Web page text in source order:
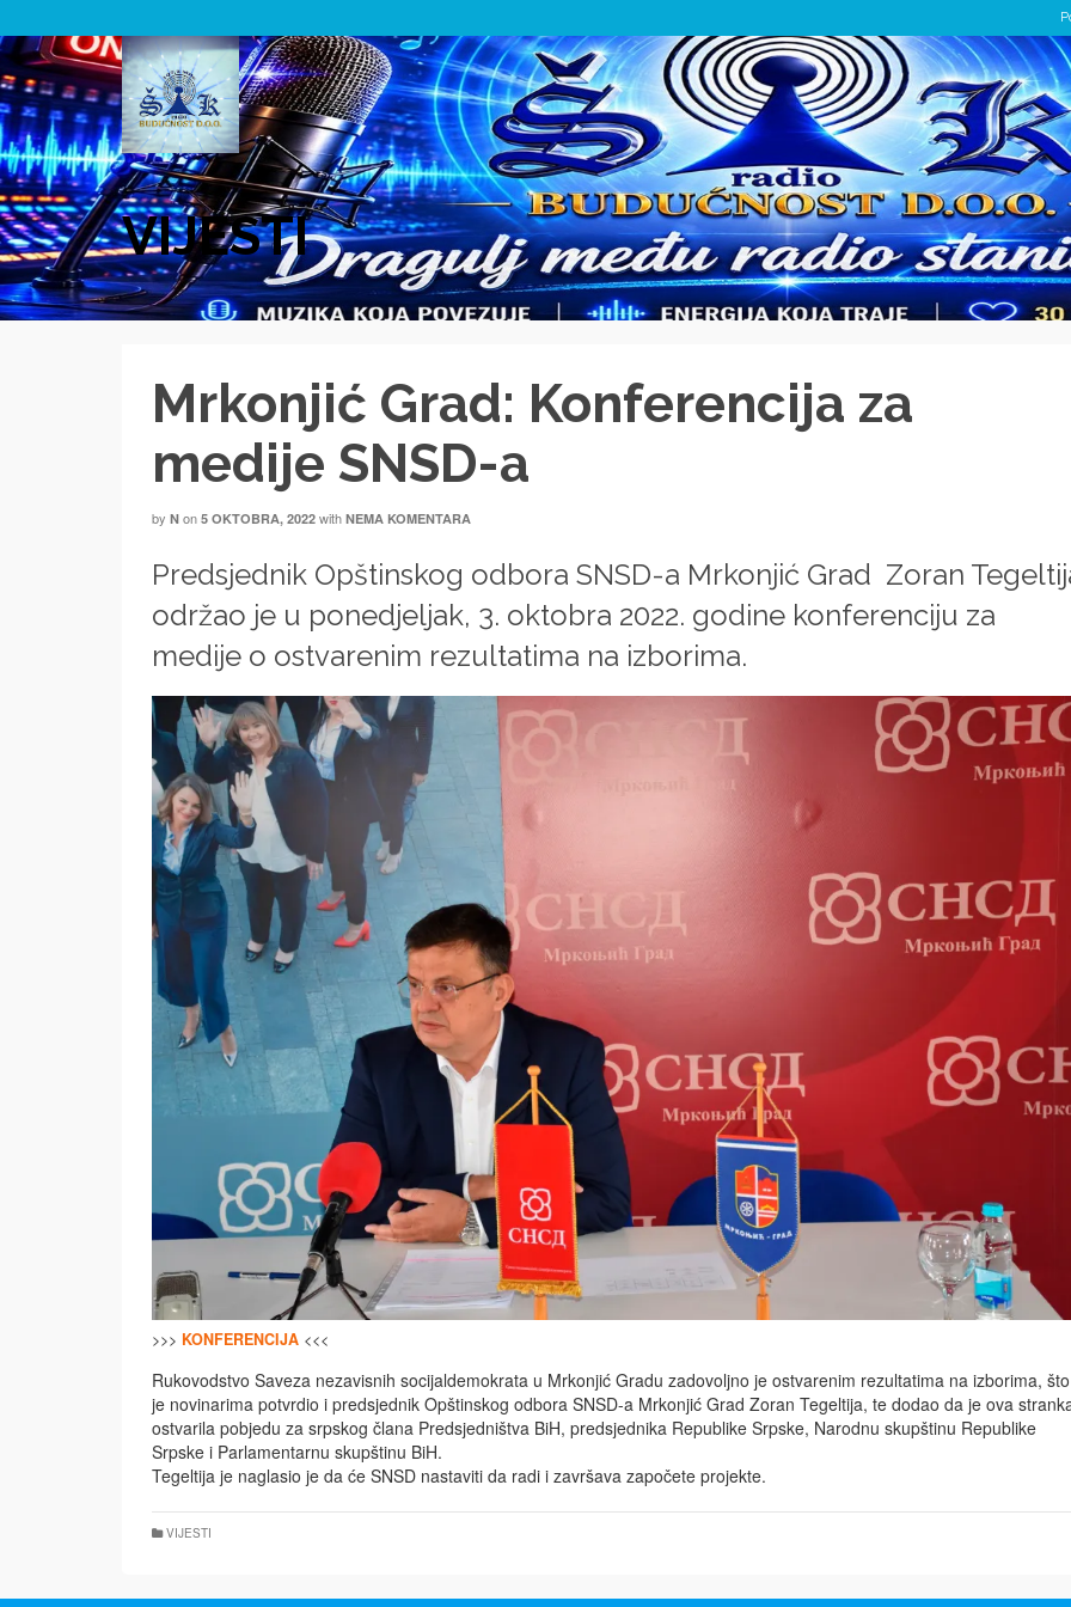
VIJESTI
Mrkonjić Grad: Konferencija za
medije SNSD-a
by N on 5 OKTOBRA, 2022 with NEMA KOMENTARA
Predsjednik Opštinskog odbora SNSD-a Mrkonjić Grad Zoran
održao je u ponedjeljak, 3. oktobra 2022. godine konferenciju za
medije o ostvarenim rezultatima na izborima.
>>> KONFERENCIJA <<<
Rukovodstvo Saveza nezavisnih socijaldemokrata u Mrkonjić Gradu zadovoljno je ostvarenim rezultatima na izborima, što
je novinarima potvrdio i predsjednik Opštinskog odbora SNSD-a Mrkonjić Grad Zoran Tegeltija, te dodao da je ova
ostvarila pobjedu za srpskog člana Predsjedništva BiH, predsjednika Republike Srpske, Narodnu skupštinu Republike
Srpske i Parlamentarnu skupštinu BiH.
Tegeltija je naglasio je da će SNSD nastaviti da radi i završava započete projekte.
VIJESTI